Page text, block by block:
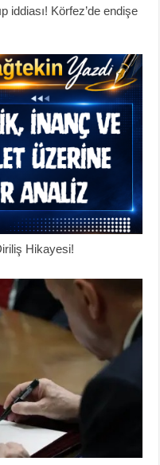
iddiası! Körfez’de endişe
Hikayesi!